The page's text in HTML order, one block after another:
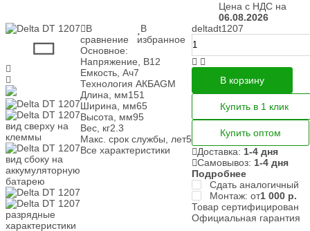
Цена с НДС на
06.08.2026
В
сравнение
В
избранное
Основное:
Напряжение, В12
Емкость, Ач7
Технология АКБAGM
Длина, мм151
Ширина, мм65
Высота, мм95
Вес, кг2.3
Макс. срок службы, лет5
Все характеристики
deltadt1207
В корзину
Купить в 1 клик
Купить оптом
Доставка: 1-4 дня
Самовывоз: 1-4 дня
Подробнее
Сдать аналогичный
Монтаж: от1 000 р.
Товар сертифицирован
Официальная гарантия